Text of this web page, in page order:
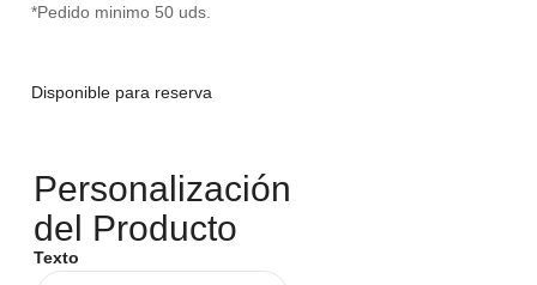
*Pedido minimo 50 uds.
Disponible para reserva
Personalización
del Producto
Texto